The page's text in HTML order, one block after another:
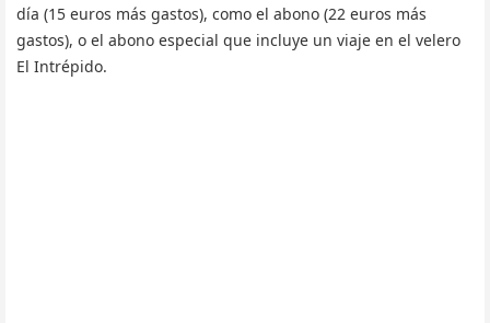
día (15 euros más gastos), como el abono (22 euros más
gastos), o el abono especial que incluye un viaje en el velero
El Intrépido.